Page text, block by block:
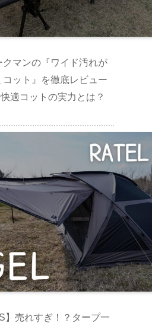
クマンの『ワイド汚れが
ット』を徹底レビュー
適コットの実力とは？
】売れすぎ！？タープ一